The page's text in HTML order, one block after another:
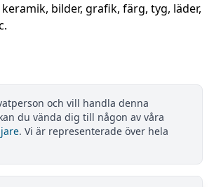
bilder, grafik, färg, tyg, läder,
och vill handla denna
du vända dig till någon av våra
. Vi är representerade över hela